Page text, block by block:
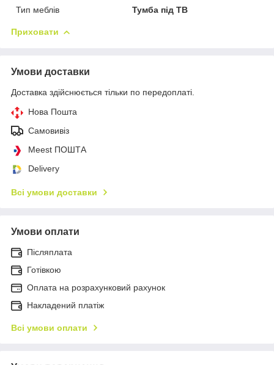
Тип меблів
Тумба під ТВ
Приховати
Умови доставки
Доставка здійснюється тільки по передоплаті.
Нова Пошта
Самовивіз
Meest ПОШТА
Delivery
Всі умови доставки
Умови оплати
Післяплата
Готівкою
Оплата на розрахунковий рахунок
Накладений платіж
Всі умови оплати